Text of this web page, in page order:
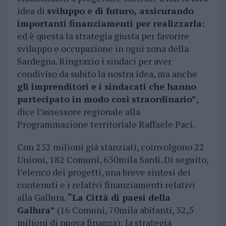
idea di sviluppo e di futuro, assicurando
importanti finanziamenti per realizzarla:
ed è questa la strategia giusta per favorire
sviluppo e occupazione in ogni zona della
Sardegna. Ringrazio i sindaci per aver
condiviso da subito la nostra idea, ma anche
gli imprenditori e i sindacati che hanno
partecipato in modo così straordinario”,
dice l’assessore regionale alla
Programmazione territoriale Raffaele Paci.
Con 252 milioni già stanziati, coinvolgono 22
Unioni, 182 Comuni, 650mila Sardi. Di seguito,
l’elenco dei progetti, una breve sintesi dei
contenuti e i relativi finanziamenti relativi
alla Gallura. “La Città di paesi della
Gallura” (16 Comuni, 70mila abitanti, 32,5
milioni di nuova finanza): la strategia